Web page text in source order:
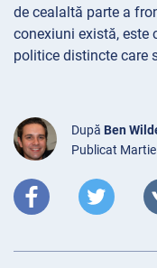
de cealaltă parte a
conexiuni există, este
politice distincte care
După Ben
Publicat